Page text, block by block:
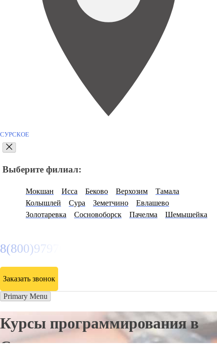
СУРСКОЕ
Выберите филиал:
Мокшан Исса Беково Верхозим
Тамала
Колышлей
Сура Земетчино
Евлашево
Золотаревка
Сосновоборск Пачелма Шемышейка
8(800)9797043
Заказать звонок
Primary Menu
Курсы программирования в
Сурском